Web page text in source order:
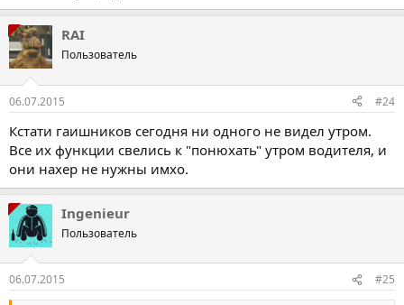
RAI
Пользователь
06.07.2015 #24
Кстати гаишников сегодня ни одного не видел утром.
Все их функции свелись к "понюхать" утром водителя, и
они нахер не нужны имхо.
Ingenieur
Пользователь
06.07.2015 #25